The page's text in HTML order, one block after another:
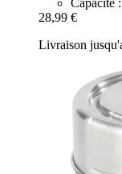
Capacité
28,99 €
Livraison